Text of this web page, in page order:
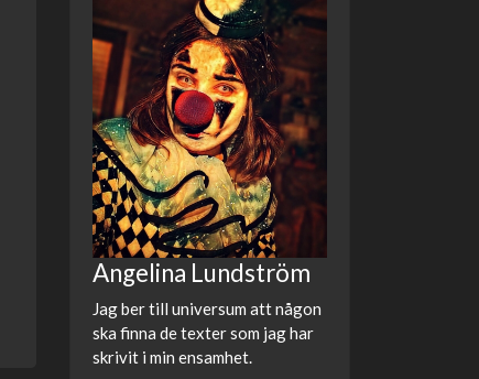
Angelina Lundström
Jag ber till universum att någon
ska finna de texter som jag har
skrivit i min ensamhet.